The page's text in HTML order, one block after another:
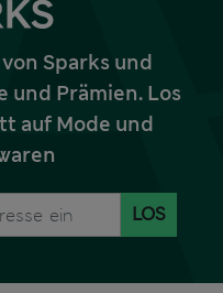
Sparks und
und Prämien. Los
auf Mode und
LOS